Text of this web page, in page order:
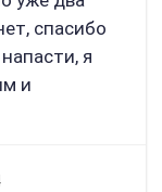
спасибо
я
и